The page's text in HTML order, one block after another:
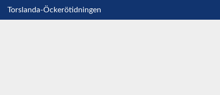
Torslanda-Öckerötidningen